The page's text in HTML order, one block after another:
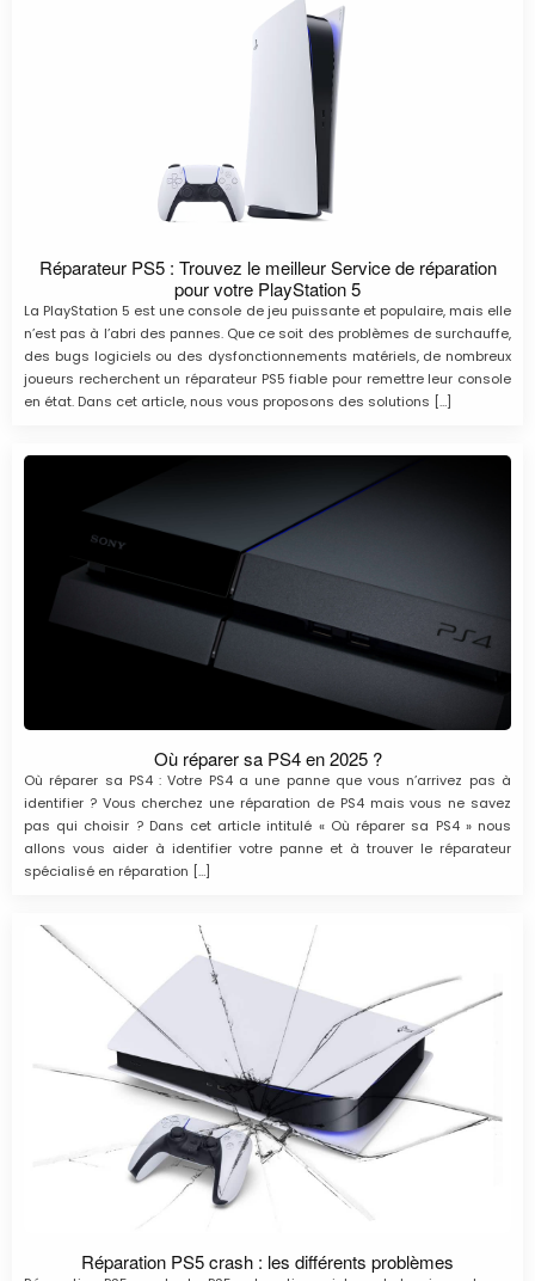
Réparateur PS5 : Trouvez le meilleur Service de réparation
pour votre PlayStation 5
La PlayStation 5 est une console de jeu puissante et populaire, mais elle
n’est pas à l’abri des pannes. Que ce soit des problèmes de surchauffe,
des bugs logiciels ou des dysfonctionnements matériels, de nombreux
joueurs recherchent un réparateur PS5 fiable pour remettre leur console
en état. Dans cet article, nous vous proposons des solutions […]
Où réparer sa PS4 en 2025 ?
Où réparer sa PS4 : Votre PS4 a une panne que vous n’arrivez pas à
identifier ? Vous cherchez une réparation de PS4 mais vous ne savez
pas qui choisir ? Dans cet article intitulé « Où réparer sa PS4 » nous
allons vous aider à identifier votre panne et à trouver le réparateur
spécialisé en réparation […]
Réparation PS5 crash : les différents problèmes